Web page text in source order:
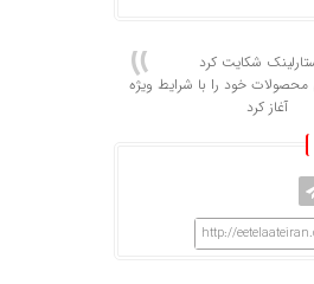
شکایت کرد
محصولات خود را با شرایط ویژه
آغاز کرد
http://